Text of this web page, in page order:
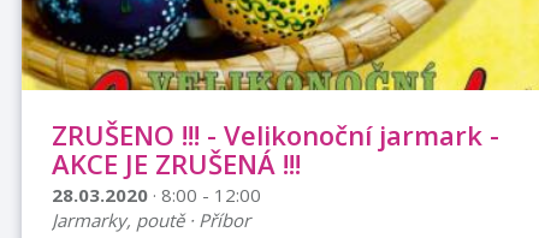
ZRUŠENO !!! - Velikonoční jarmark -
AKCE JE ZRUŠENÁ !!!
28.03.2020 · 8:00 - 12:00
Jarmarky, poutě · Příbor